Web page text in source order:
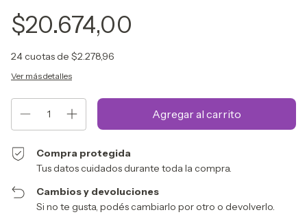
$20.674,00
24cuotas de $2.278,96
Ver más detalles
Compra protegida
Tus datos cuidados durante toda la compra.
Cambios y devoluciones
Si no te gusta, podés cambiarlo por otro o devolverlo.